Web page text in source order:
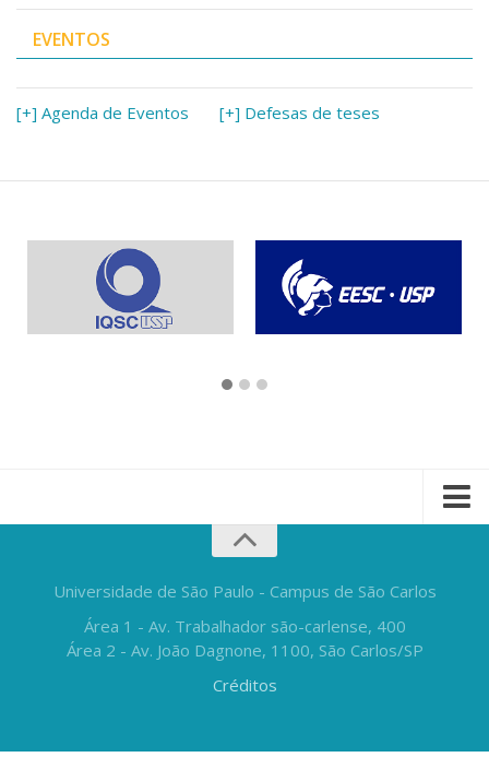
EVENTOS
[+] Agenda de Eventos [+] Defesas de teses
Universidade de São Paulo - Campus de São Carlos
Área 1 - Av. Trabalhador são-carlense, 400
Área 2 - Av. João Dagnone, 1100, São Carlos/SP
Créditos